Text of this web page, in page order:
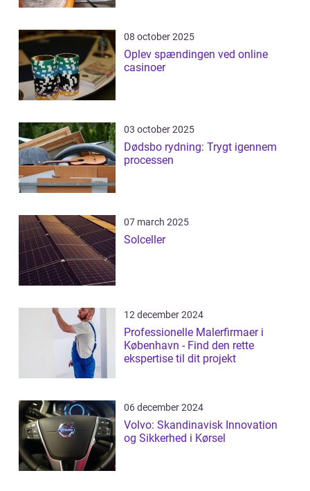
08 october 2025
Oplev spændingen ved online
casinoer
03 october 2025
Dødsbo rydning: Trygt igennem
processen
07 march 2025
Solceller
12 december 2024
Professionelle Malerfirmaer i
København - Find den rette
ekspertise til dit projekt
06 december 2024
Volvo: Skandinavisk Innovation
og Sikkerhed i Kørsel